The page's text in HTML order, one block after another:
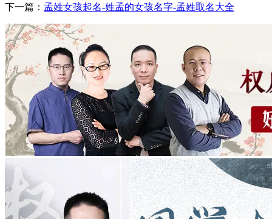
下一篇： 孟姓女孩起名-姓孟的女孩名字-孟姓取名大全